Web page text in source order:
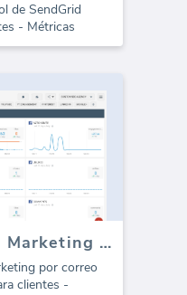
de SendGrid
- Métricas
Plantilla de Email Marketing de SendGrid para agencias (Informe)
por correo
clientes -